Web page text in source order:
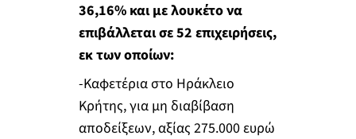
36,16% και με λουκέτο να
επιβάλλεται σε 52 επιχειρήσεις,
εκ των οποίων:
-Καφετέρια στο Ηράκλειο
Κρήτης, για μη διαβίβαση
αποδείξεων, αξίας 275.000 ευρώ